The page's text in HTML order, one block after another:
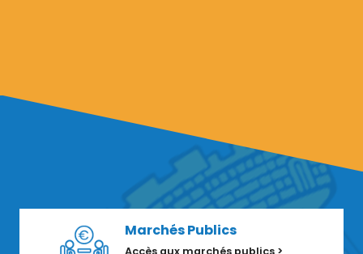
Marchés Publics